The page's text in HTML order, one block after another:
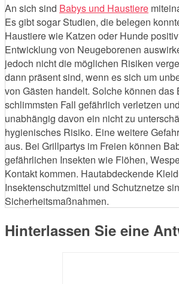
An sich sind Babys und Haustiere
Es gibt sogar Studien, die belegen
Haustiere wie Katzen oder Hunde
Entwicklung von Neugeborenen
jedoch nicht die möglichen Risiken
dann präsent sind, wenn es sich um
von Gästen handelt. Solche können das
schlimmsten Fall gefährlich verletzen
unabhängig davon ein nicht zu
hygienisches Risiko. Eine weitere
aus. Bei Grillpartys im Freien können
gefährlichen Insekten wie Flöhen,
Kontakt kommen. Hautabdeckende
Insektenschutzmittel und Schutznetze
Sicherheitsmaßnahmen.
Hinterlassen Sie eine